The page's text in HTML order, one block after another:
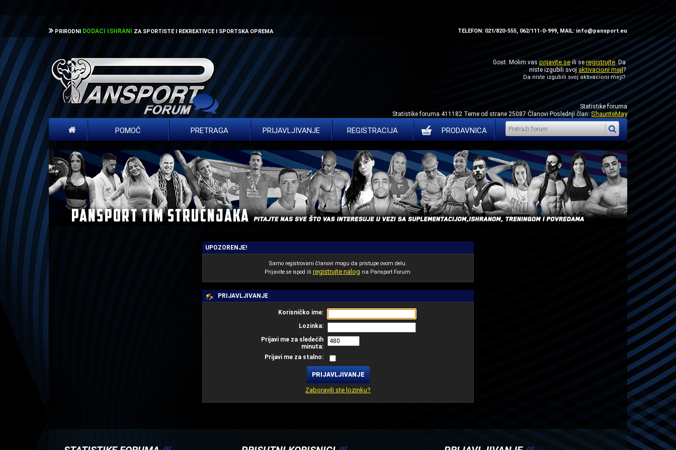
TELEFON: 021/820-555, 062/111-0-999, MAIL: info@pansport.eu
PRIRODNI DODACI ISHRANI ZA SPORTISTE I REKREATIVCE I SPORTSKA OPREMA
Gost. Molim vas prijavite se ili seregistrujte. Da
niste izgubili svojaktivacioni mejl?
Da niste izgubili svojaktivacioni mejl?
Statistike foruma
Statistike foruma 411182 Teme od strane 25087 Članovi Poslednji član:ShaunteMay
POMOĆ PRETRAGA PRIJAVLJIVANJE REGISTRACIJA PRODAVNICA
UPOZORENJE!
Samo registrovani članovi mogu da pristupe ovom delu.
Prijavite se ispod ili registrujte nalog na Pansport Forum.
PRIJAVLJIVANJE
Korisničko ime:
Lozinka:
Prijavi me za sledećih
minuta:
Prijavi me za stalno:
Zaboravili ste lozinku?